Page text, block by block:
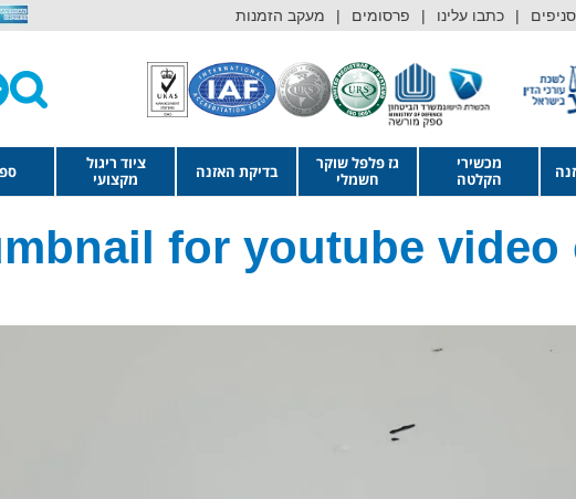
סניפים כתבו עלינו פרסומים מעקב הזמנות
מכשירי
הקלטה
גז פלפל שוקר
חשמלי
בדיקת האזנה
ציוד ריגול
מקצועי
for youtube video